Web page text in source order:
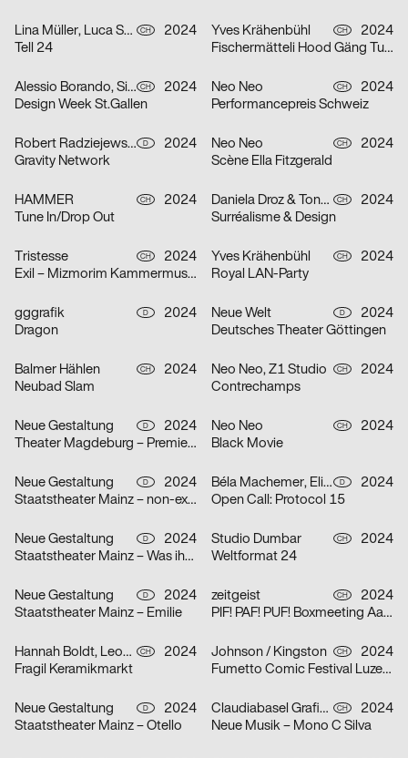
Lina Müller, Luca Schenardi, Wietlisbach Sophie CH
2024
Tell 24
Yves Krähenbühl CH
2024
Fischermätteli Hood Gäng Turbo-Tour
Alessio Borando, Sino Borando CH
2024
Design Week St.Gallen
Neo Neo CH
2024
Performancepreis Schweiz
Robert Radziejewski, Michal Veltruský D
2024
Gravity Network
Neo Neo CH
2024
Scène Ella Fitzgerald
HAMMER CH
2024
Tune In/Drop Out
Daniela Droz & Tonatiuh Ambrosetti, Neo Neo CH
2024
Surréalisme & Design
Tristesse CH
2024
Exil – Mizmorim Kammermusik Festival Basel
Yves Krähenbühl CH
2024
Royal LAN-Party
gggrafik D
2024
Dragon
Neue Welt D
2024
Deutsches Theater Göttingen
Balmer Hählen CH
2024
Neubad Slam
Neo Neo, Z1 Studio CH
2024
Contrechamps
Neue Gestaltung D
2024
Theater Magdeburg – Premierenplakate
Neo Neo CH
2024
Black Movie
Neue Gestaltung D
2024
Staatstheater Mainz – non-existent
Béla Machemer, Eli Zaza Moysiopoulou, Nora Veismann, Konstantin Wagner, Gerrit Ludwig D
2024
Open Call: Protocol 15
Neue Gestaltung D
2024
Staatstheater Mainz – Was ihr wollt
Studio Dumbar CH
2024
Weltformat 24
Neue Gestaltung D
2024
Staatstheater Mainz – Emilie
zeitgeist CH
2024
PIF! PAF! PUF! Boxmeeting Aarau
Hannah Boldt, Leonie Felber CH
2024
Fragil Keramikmarkt
Johnson / Kingston CH
2024
Fumetto Comic Festival Luzern
Neue Gestaltung D
2024
Staatstheater Mainz – Otello
Claudiabasel Grafik + Interaktion CH
2024
Neue Musik – Mono C Silva